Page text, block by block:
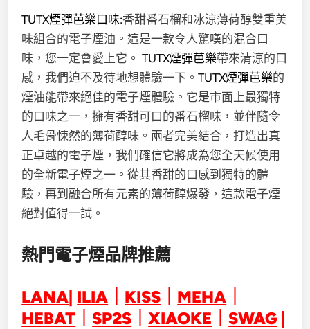
TUTX煙彈芭樂口味:香甜番石榴和冰涼薄荷醇雙重美
味組合的電子煙油。這是一款令人驚嘆的混合口
味，您一定會愛上它。TUTX煙彈芭樂帶來清涼的口
感，我們迫不及待地想體驗一下。TUTX煙彈芭樂的
煙油能帶來絕佳的電子煙體驗。它是市面上最獨特
的口味之一，擁有香甜可口的番石榴味 ，並伴隨令
人毛骨悚然的薄荷醇味。兩者完美結合，打造出真
正卓越的電子煙，我們確信它將成為您全天候使用
的全新電子煙之一。從其香甜的口感到獨特的體
驗，再到融合所有元素的薄荷醇爆發，這款電子煙
絕對值得一試。
熱門電子煙品牌推薦
LANA ILIA KISS MEHA
HEBAT ｜SP2S ｜XIAOKE ｜SWAG|